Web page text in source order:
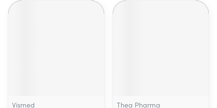
Vismed
Thea Pharma